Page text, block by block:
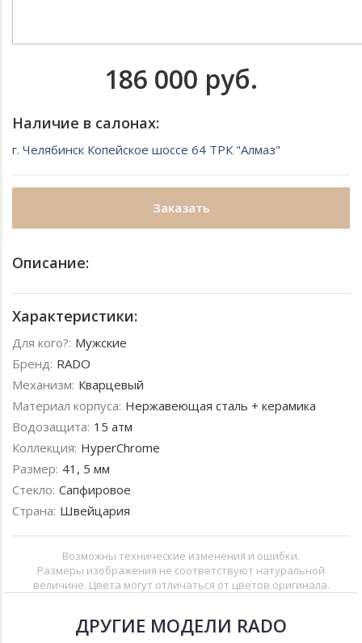
186 000 руб.
Наличие в салонах:
г. Челябинск Копейское шоссе 64 ТРК "Алмаз"
Заказать
Описание:
Характеристики:
Для кого?: Мужские
Бренд: RADO
Механизм: Кварцевый
Материал корпуса: Нержавеющая сталь + керамика
Водозащита: 15 атм
Коллекция: HyperChrome
Размер: 41, 5 мм
Стекло: Сапфировое
Страна: Швейцария
Возможны технические изменения и ошибки.
Размеры изображения не соответствуют натуральной
величине. Цвета могут отличаться от цветов оригинала.
ДРУГИЕ МОДЕЛИ RADO